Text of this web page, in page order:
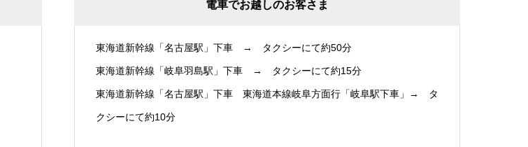
電車でお越しのお客さま
東海道新幹線「名古屋駅」下車 → タクシーにて約50分
東海道新幹線「岐阜羽島駅」下車 → タクシーにて約15分
東海道新幹線「名古屋駅」下車 東海道本線岐阜方面行「岐阜駅下車」→ タ
クシーにて約10分